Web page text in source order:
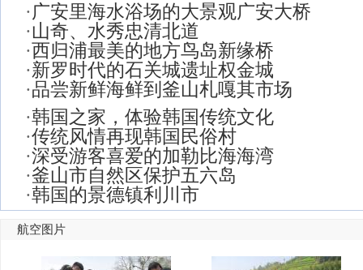
· 广安里海水浴场的大景观广安大桥
·山奇、水秀忠清北道
·西归浦最美的地方鸟岛新缘桥
·新罗时代的石关城遗址权金城
·品尝新鲜海鲜到釜山札嘎其市场
·韩国之家，体验韩国传统文化
·传统风情再现韩国民俗村
·深受游客喜爱的加勒比海海湾
·釜山市自然区保护五六岛
·韩国的景德镇利川市
航空图片